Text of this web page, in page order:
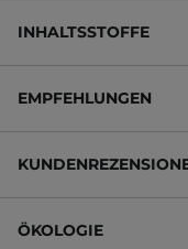
INHALTSSTOFFE
EMPFEHLUNGEN
ÖKOLOGIE